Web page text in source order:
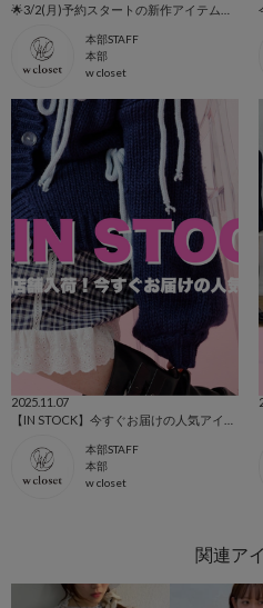
本部STAFF
本部
w closet
2025.11.07
本部STAFF
本部
w closet